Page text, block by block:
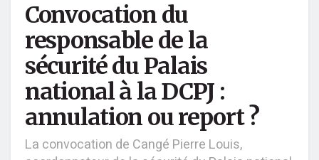
Convocation du
responsable de la
sécurité du Palais
national à la DCPJ :
annulation ou report ?
La convocation de Cangé Pierre Louis,